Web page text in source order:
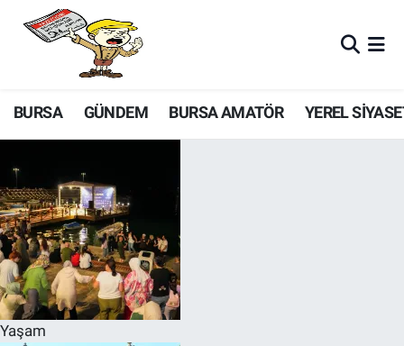
BURSA GÜNDEM BURSA AMATÖR YEREL
Yaşam